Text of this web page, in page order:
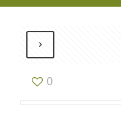
0